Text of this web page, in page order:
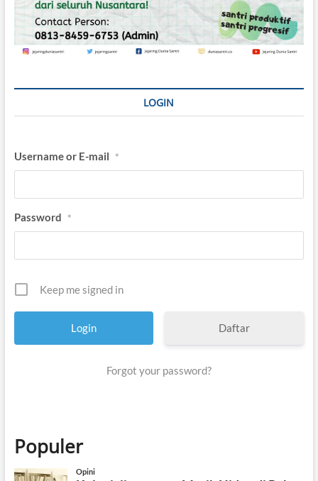
LOGIN
Username or E-mail *
Password *
Keep me signed in
Daftar
Forgot your password?
Populer